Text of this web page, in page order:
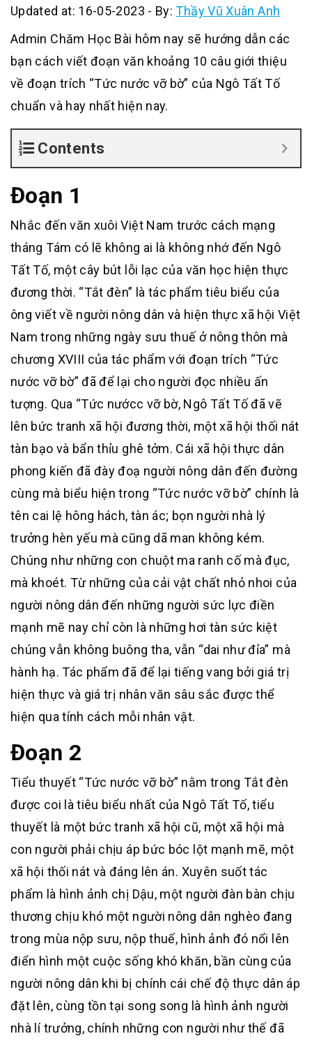
Updated at: 16-05-2023 - By:Thầy Vũ Xuân Anh
Admin Chăm Học Bài hôm nay sẽ hướng dẫn các
bạn cách viết đoạn văn khoảng 10 câu giới thiệu
về đoạn trích “Tức nước vỡ bờ” của Ngô Tất Tố
chuẩn và hay nhất hiện nay.
Contents
Đoạn 1
Nhắc đến văn xuôi Việt Nam trước cách mạng
tháng Tám có lẽ không ai là không nhớ đến Ngô
Tất Tố, một cây bút lỗi lạc của văn học hiện thực
đương thời. “Tắt đèn” là tác phẩm tiêu biểu của
ông viết về người nông dân và hiện thực xã hội Việt
Nam trong những ngày sưu thuế ở nông thôn mà
chương XVIII của tác phẩm với đoạn trích “Tức
nước vỡ bờ” đã để lại cho người đọc nhiều ấn
tượng. Qua “Tức nướcc vỡ bờ, Ngô Tất Tố đã vẽ
lên bức tranh xã hội đương thời, một xã hội thối nát
tàn bạo và bẩn thỉu ghê tởm. Cái xã hội thực dân
phong kiến đã đày đoạ người nông dân đến đường
cùng mà biểu hiện trong “Tức nước vỡ bờ” chính là
tên cai lệ hông hách, tàn ác; bọn người nhà lý
trưởng hèn yếu mà cũng dã man không kém.
Chúng như những con chuột ma ranh cố mà đục,
mà khoét. Từ những của cải vật chất nhỏ nhoi của
người nông dân đến những người sức lực điền
mạnh mẽ nay chỉ còn là những hơi tàn sức kiệt
chúng vẫn không buông tha, vẫn “dai như đỉa” mà
hành hạ. Tác phẩm đã để lại tiếng vang bởi giá trị
hiện thực và giá trị nhân văn sâu sắc được thể
hiện qua tính cách mỗi nhân vật.
Đoạn 2
Tiểu thuyết “Tức nước vỡ bờ” nằm trong Tắt đèn
được coi là tiêu biểu nhất của Ngô Tất Tố, tiểu
thuyết là một bức tranh xã hội cũ, một xã hội mà
con người phải chịu áp bức bóc lột mạnh mẽ, một
xã hội thối nát và đáng lên án. Xuyên suốt tác
phẩm là hình ảnh chị Dậu, một người đàn bàn chịu
thương chịu khó một người nông dân nghèo đang
trong mùa nộp sưu, nộp thuế, hình ảnh đó nổi lên
điển hình một cuộc sống khó khăn, bần cùng của
người nông dân khi bị chính cái chế độ thực dân áp
đặt lên, cùng tồn tại song song là hình ảnh người
nhà lí trưởng, chính những con người như thế đã